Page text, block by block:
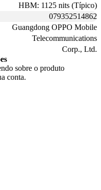
HBM: 1125 nits (Típico)
079352514862
Guangdong OPPO Mobile
Telecommunications
Corp., Ltd.
sobre o produto
conta.